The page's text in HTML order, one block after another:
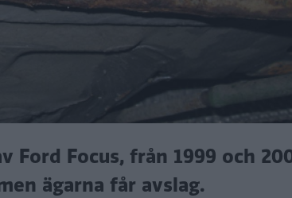
Focus, från 1999 och
ägarna får avslag.